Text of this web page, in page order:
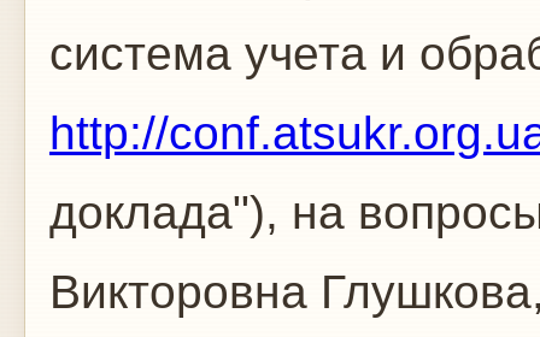
система учета и
http://
доклада"), на
Викторовна